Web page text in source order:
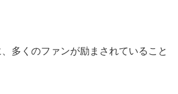
多くのファンが励まされていること